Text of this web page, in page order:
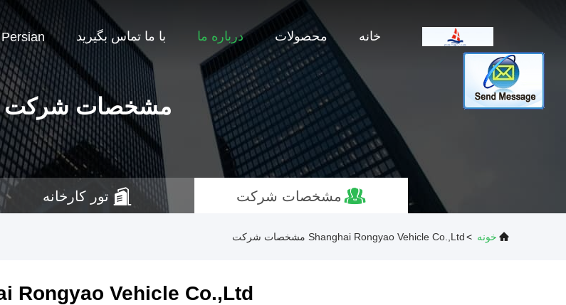
خانه محصولات درباره ما با ما تماس بگیرید Persian
مشخصات شرکت
مشخصات شرکت تور کارخانه
خونه >Shanghai Rongyao Vehicle Co.,Ltd مشخصات شرکت
Rongyao Vehicle Co.,Ltd